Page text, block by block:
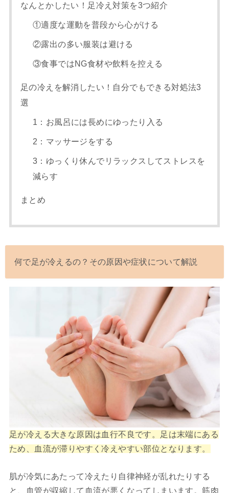
なんとかしたい！足冷え対策を3つ紹介
①適度な運動を普段から心がける
②露出の多い服装は避ける
③食事ではNG食材や飲料を控える
足の冷えを解消したい！自分でもできる対処法3
選
1：お風呂には長めにゆったり入る
2：マッサージをする
3：ゆっくり休んでリラックスしてストレスを
減らす
まとめ
何で足が冷えるの？その原因や症状について解説
足が冷える大きな原因は血行不良です。足は末端にある
ため、血流が滞りやすく冷えやすい部位となります。
肌が冷気にあたって冷えたり自律神経が乱れたりする
と、血管が収縮して血流が悪くなってしまいます。筋肉